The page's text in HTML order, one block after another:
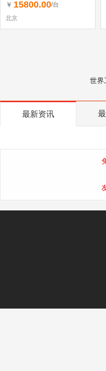
￥ 15800.00/台
北京
世界
最新资讯